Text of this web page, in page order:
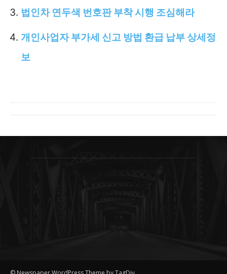
법인차 연두색 번호판 부착 시행 조심해라
개인사업자 부가세 신고 방법 환급 납부 상세정
보